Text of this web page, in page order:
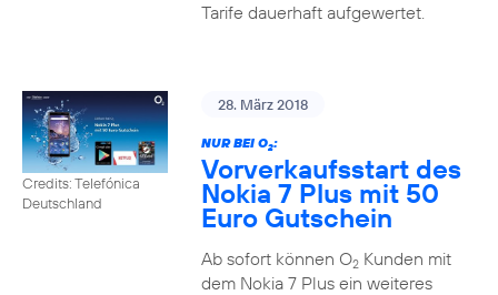
Tarife dauerhaft aufgewertet.
Credits: Telefónica
Deutschland
28. März 2018
NUR BEI O2:
Vorverkaufsstart des
Nokia 7 Plus mit 50
Euro Gutschein
Ab sofort können O2Kunden mit
dem Nokia 7 Plus ein weiteres